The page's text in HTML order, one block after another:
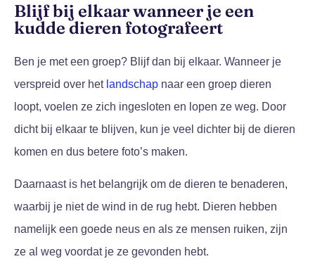
Blijf bij elkaar wanneer je een
kudde dieren fotografeert
Ben je met een groep? Blijf dan bij elkaar. Wanneer je
verspreid over het landschap naar een groep dieren
loopt, voelen ze zich ingesloten en lopen ze weg. Door
dicht bij elkaar te blijven, kun je veel dichter bij de dieren
komen en dus betere foto’s maken.
Daarnaast is het belangrijk om de dieren te benaderen,
waarbij je niet de wind in de rug hebt. Dieren hebben
namelijk een goede neus en als ze mensen ruiken, zijn
ze al weg voordat je ze gevonden hebt.